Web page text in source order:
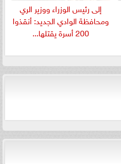
إلى رئيس الوزراء ووزير الري
ومحافظة الوادي الجديد: أنقذوا
200 أسرة يقتلها...